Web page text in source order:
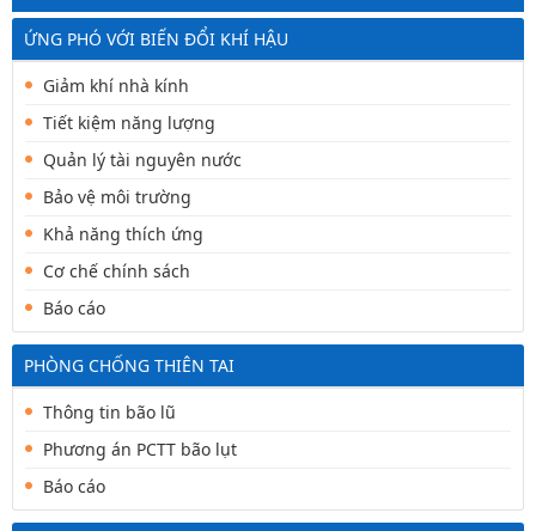
ỨNG PHÓ VỚI BIẾN ĐỔI KHÍ HẬU
Giảm khí nhà kính
Tiết kiệm năng lượng
Quản lý tài nguyên nước
Bảo vệ môi trường
Khả năng thích ứng
Cơ chế chính sách
Báo cáo
PHÒNG CHỐNG THIÊN TAI
Thông tin bão lũ
Phương án PCTT bão lụt
Báo cáo